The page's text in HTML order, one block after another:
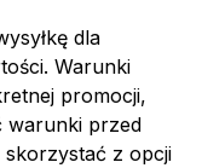
dla
Warunki
promocji,
warunki przed
skorzystać z opcji